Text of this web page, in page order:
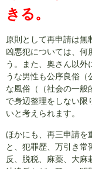
きる。
原則として再申請は無
凶悪犯については、何
う。また、奥さん以外
うな男性も公序良俗（
な風俗（（社会の一般
で身辺整理をしない限
いと考えられます。
ほかにも、再三申請を
と、犯罪歴、万引き常
反、脱税、麻薬、大麻